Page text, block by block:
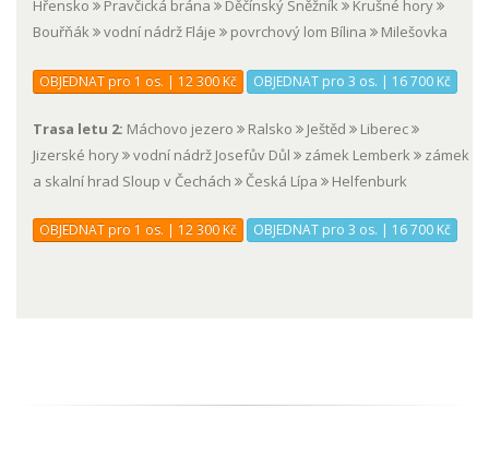
Hřensko
Pravčická brána Děčínský Sněžník
Krušné hory
Bouřňák
vodní nádrž Fláje povrchový lom Bílina Milešovka
OBJEDNAT pro 1 os. | 12 300 Kč OBJEDNAT pro 3 os. | 16 700 Kč
Trasa letu 2: Máchovo jezero Ralsko Ještěd
Liberec
Jizerské hory
vodní nádrž Josefův Důl zámek Lemberk
zámek
a skalní hrad Sloup v Čechách
Česká Lípa Helfenburk
OBJEDNAT pro 1 os. | 12 300 Kč OBJEDNAT pro 3 os. | 16 700 Kč